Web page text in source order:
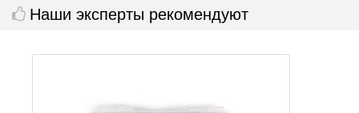
Наши эксперты рекомендуют